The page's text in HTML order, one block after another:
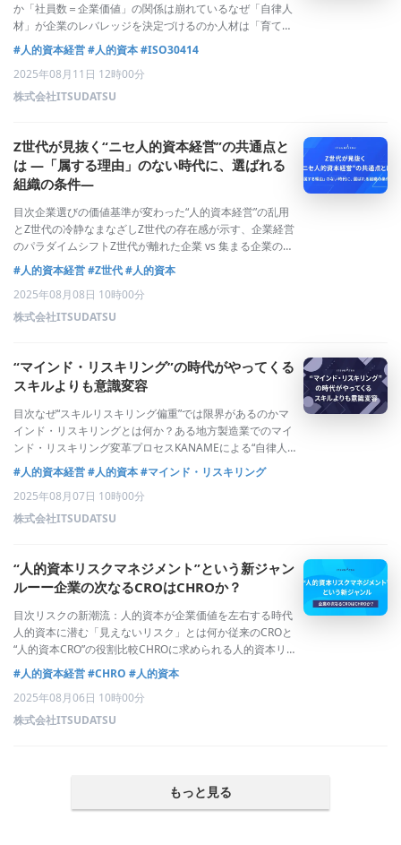
か「社員数＝企業価値」の関係は崩れているなぜ「自律人
材」が企業のレバレッジを決定づけるのか人材は「育て
る」より「見抜く」フェーズへある製造業企業が“人数を増
やさず”に生産性を2.5倍にした変革プロセス「増やす経
営」から「活かす経営」へあなたの組織
#人的資本経営#人的資本#ISO30414
2025年08月11日 12時00分
株式会社ITSUDATSU
Z世代が見抜く“ニセ人的資本経営”の共通点と
は ―「属する理由」のない時代に、選ばれる
組織の条件―
目次企業選びの価値基準が変わった“人的資本経営”の乱用
とZ世代の冷静なまなざしZ世代の存在感が示す、企業経営
のパラダイムシフトZ世代が離れた企業 vs 集まる企業の違
いZ世代に選ばれる組織づくりの支援とはなぜ、今この論
点が重要か人的資本経営の“真贋”を問う時代企業選びの価
値基準が変わったかつて新卒の
#人的資本経営#Z世代#人的資本
2025年08月08日 10時00分
株式会社ITSUDATSU
“マインド・リスキリング”の時代がやってくる
スキルよりも意識変容
目次なぜ“スキルリスキリング偏重”では限界があるのかマ
インド・リスキリングとは何か？ある地方製造業でのマイ
ンド・リスキリング変革プロセスKANAMEによる“自律人
材”の発掘と活性なぜ経営層がマインド・リスキリングに本
気になるべきかマインドから始まる未来の組織づくりなぜ
“スキルリスキリング偏重”では限
#人的資本経営#人的資本#マインド・リスキリング
2025年08月07日 10時00分
株式会社ITSUDATSU
“人的資本リスクマネジメント”という新ジャン
ルーー企業の次なるCROはCHROか？
目次リスクの新潮流：人的資本が企業価値を左右する時代
人的資本に潜む「見えないリスク」とは何か従来のCROと
“人的資本CRO”の役割比較CHROに求められる人的資本リ
スクマネジメント機能と進化人的資本リスクマネジメント
発想における先手の人事施策企業価値と評判を守り育てる
「人的資本CRO」の時代へリスク
#人的資本経営#CHRO #人的資本
2025年08月06日 10時00分
株式会社ITSUDATSU
もっと見る